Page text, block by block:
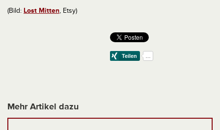
(Bild: Lost Mitten, Etsy)
Mehr Artikel dazu